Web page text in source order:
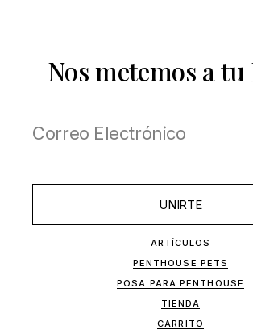
Nos metemos a
UNIRTE
ARTÍCULOS
PENTHOUSE PETS
POSA PARA PENTHOUSE
TIENDA
CARRITO